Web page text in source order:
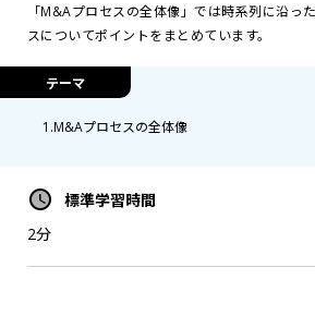
「M&Aプロセスの全体像」では時系列に沿っ
スについてポイントをまとめています。
テーマ
1.M&Aプロセスの全体像
標準学習時間
2分